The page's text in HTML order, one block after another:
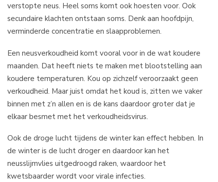
verstopte neus. Heel soms komt ook hoesten voor. Ook
secundaire klachten ontstaan soms. Denk aan hoofdpijn,
verminderde concentratie en slaapproblemen.
Een neusverkoudheid komt vooral voor in de wat koudere
maanden. Dat heeft niets te maken met blootstelling aan
koudere temperaturen. Kou op zichzelf veroorzaakt geen
verkoudheid. Maar juist omdat het koud is, zitten we vaker
binnen met z’n allen en is de kans daardoor groter dat je
elkaar besmet met het verkoudheidsvirus.
Ook de droge lucht tijdens de winter kan effect hebben. In
de winter is de lucht droger en daardoor kan het
neusslijmvlies uitgedroogd raken, waardoor het
kwetsbaarder wordt voor virale infecties.